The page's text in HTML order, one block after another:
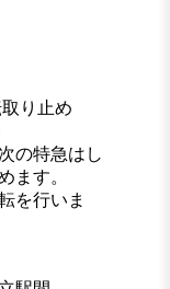
り止め
の特急はし
ます。
を行いま